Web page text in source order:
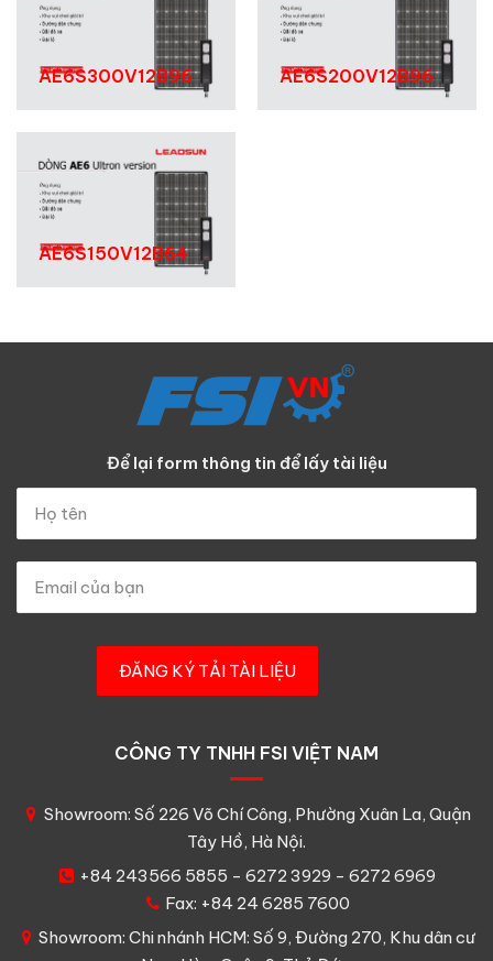
AE6S300V12B96 AE6S200V12B96
AE6S150V12B64
Để lại form thông tin để lấy tài liệu
CÔNG TY TNHH FSI VIỆT NAM
Showroom: Số 226 Võ Chí Công, Phường Xuân La, Quận
Tây Hồ, Hà Nội.
+84 243566 5855 - 6272 3929 - 6272 6969
Fax: +84 24 6285 7600
Showroom: Chi nhánh HCM: Số 9, Đường 270, Khu dân cư